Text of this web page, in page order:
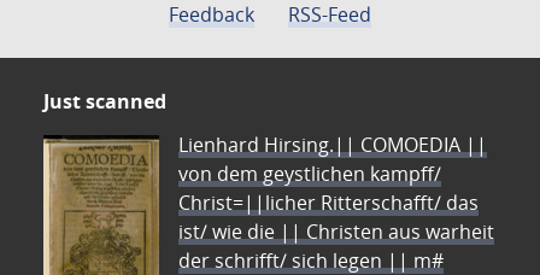
Feedback
RSS-Feed
Just scanned
Lienhard Hirsing.|| COMOEDIA ||
von dem geystlichen kampff/
Christ=||licher Ritterschafft/ das
ist/ wie die || Christen aus warheit
der schrifft/ sich legen || m#